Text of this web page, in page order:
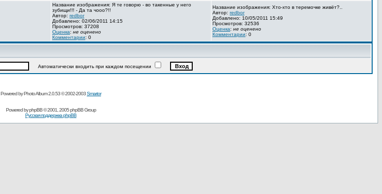
Название изображения: Я те говорю - во такенные у него
зубищи!!! - Да та чооо?!!
Автор: redbor
Добавлено: 02/06/2011 14:15
Просмотров: 37208
Оценка: не оценено
Комментарии: 0
Название изображения: Хто-хто в теремочке живёт?..
Автор: redbor
Добавлено: 10/05/2011 15:49
Просмотров: 32536
Оценка: не оценено
Комментарии: 0
Автоматически входить при каждом посещении
Powered by Photo Album 2.0.53 © 2002-2003Smartor
Powered byphpBB© 2001, 2005 phpBB Group
Русская поддержка phpBB